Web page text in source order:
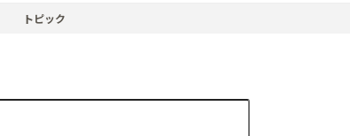
トピック